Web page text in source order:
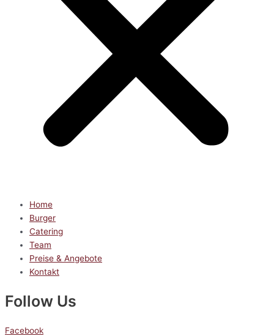
Home
Burger
Catering
Team
Preise & Angebote
Kontakt
Follow Us
Facebook